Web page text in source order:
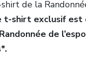
de la
t-shirt exclusif
de